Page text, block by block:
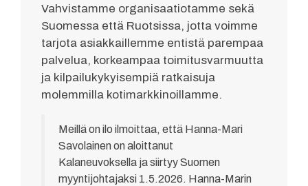
Vahvistamme organisaatiotamme sekä
Suomessa että Ruotsissa, jotta voimme
tarjota asiakkaillemme entistä parempaa
palvelua, korkeampaa toimitusvarmuutta
ja kilpailukykyisempiä ratkaisuja
molemmilla kotimarkkinoillamme.
Meillä on ilo ilmoittaa, että Hanna-Mari
Savolainen on aloittanut
Kalaneuvoksella ja siirtyy Suomen
myyntijohtajaksi 1.5.2026. Hanna-Marin